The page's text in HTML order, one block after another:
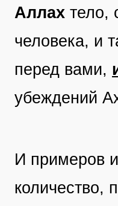
Аллах тело,
человека, и
перед вами,
убеждений
И примеров
количество,